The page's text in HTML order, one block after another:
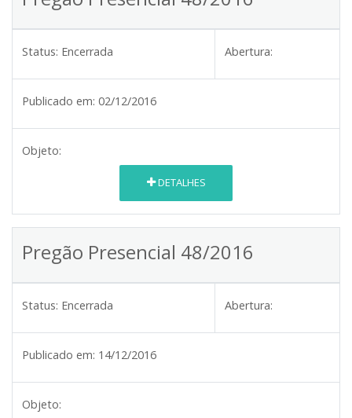
Status: Encerrada Abertura:
Publicado em: 02/12/2016
Objeto:
DETALHES
Pregão Presencial 48/2016
Status: Encerrada Abertura:
Publicado em: 14/12/2016
Objeto: